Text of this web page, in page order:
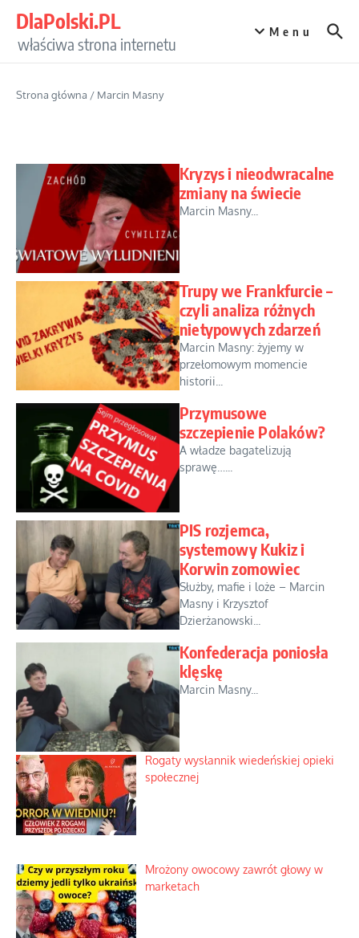
DlaPolski.PL
właściwa strona internetu
Menu
Strona główna / Marcin Masny
Kryzys i nieodwracalne
zmiany na świecie
Marcin Masny...
Trupy we Frankfurcie –
czyli analiza różnych
nietypowych zdarzeń
Marcin Masny: żyjemy w
przełomowym momencie
historii...
Przymusowe
szczepienie Polaków?
A władze bagatelizują
sprawę…...
PIS rozjemca,
systemowy Kukiz i
Korwin zomowiec
Służby, mafie i loże – Marcin
Masny i Krzysztof
Dzierżanowski...
Konfederacja poniosła
klęskę
Marcin Masny...